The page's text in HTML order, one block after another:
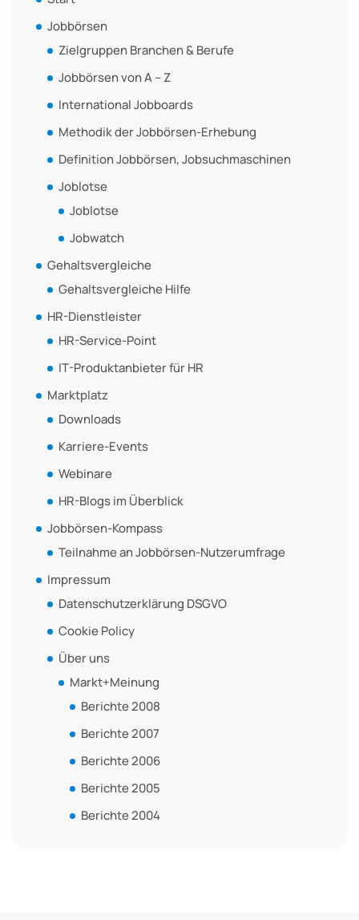
Jobbörsen
Zielgruppen Branchen & Berufe
Jobbörsen von A – Z
International Jobboards
Methodik der Jobbörsen-Erhebung
Definition Jobbörsen, Jobsuchmaschinen
Joblotse
Joblotse
Jobwatch
Gehaltsvergleiche
Gehaltsvergleiche Hilfe
HR-Dienstleister
HR-Service-Point
IT-Produktanbieter für HR
Marktplatz
Downloads
Karriere-Events
Webinare
HR-Blogs im Überblick
Jobbörsen-Kompass
Teilnahme an Jobbörsen-Nutzerumfrage
Impressum
Datenschutzerklärung DSGVO
Cookie Policy
Über uns
Markt+Meinung
Berichte 2008
Berichte 2007
Berichte 2006
Berichte 2005
Berichte 2004